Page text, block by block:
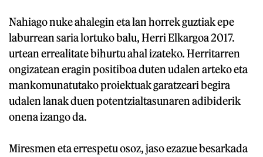
Nahiago nuke ahalegin eta lan horrek guztiak epe
laburrean saria lortuko balu, Herri Elkargoa 2017.
urtean errealitate bihurtu ahal izateko. Herritarren
ongizatean eragin positiboa duten udalen arteko eta
mankomunatutako proiektuak garatzeari begira
udalen lanak duen potentzialtasunaren adibiderik
onena izango da.
Miresmen eta errespetu osoz, jaso ezazue besarkada